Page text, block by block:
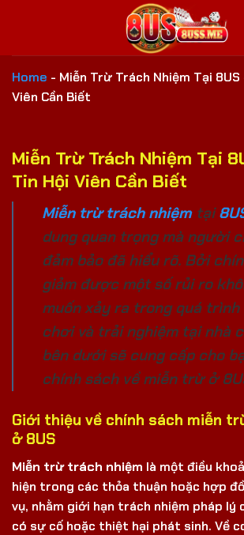
dung
Home - Miễn Trừ Trách Nhiệm Tại
Viên Cần Biết
Miễn Trừ Trách Nhiệm Tại
Tin Hội Viên Cần Biết
Miễn trừ trách nhiệm tại
dung quan trọng mà người
đảm bảo đã hiểu rõ. Bởi
giảm được một số rủi ro
muốn xảy ra trong quá trình
chơi và trải nghiệm tại nhà
bên dưới sẽ cung cấp cho
chính sách về miễn trừ ở
Giới thiệu về chính sách miễn
ở 8US
Miễn trừ trách nhiệm là một điều
hiện trong các thỏa thuận hoặc hợp
vụ, nhằm giới hạn trách nhiệm pháp lý
có sự cố hoặc thiệt hại phát sinh. Về